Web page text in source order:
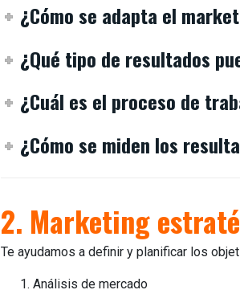
¿Cómo se adapta el
¿Qué tipo de resultados
¿Cuál es el proceso de
¿Cómo se miden los
2. Marketing
Te ayudamos a definir y planificar los
Análisis de mercado